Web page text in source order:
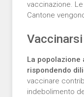
vaccinazione.
Cantone
La popolazione
rispondendo
vaccinare
indebolimento